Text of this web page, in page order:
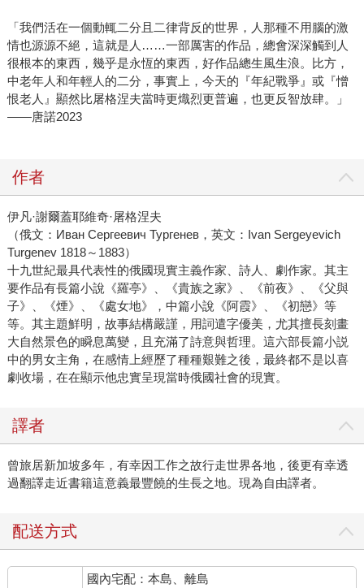
「我們活在一個動輒二分且二律背反的世界，人那種不用腦的激
情也源源不絕，這就是人……一部厲害的作品，總會深深觸到人
很根本的東西，幾乎是永恆的東西，好作品總生風生浪。比方，
中老年人和年輕人的二分，事實上，今天的『年紀戰爭』或『憎
恨老人』顯然比屠格涅夫當時更熾烈更普遍，也更反智放肆。」
——唐諾2023
作者
伊凡·謝爾蓋耶維奇·屠格涅夫
（俄文：Иван Сергеевич Тургенев，英文：Ivan Sergeyevich
Turgenev 1818～1883）
十九世紀最具代表性的俄國現實主義作家、詩人、劇作家。其主
要作品有長篇小說《羅亭》、《貴族之家》、《前夜》、《父與
子》、《煙》、《處女地》，中篇小說《阿霞》、《初戀》等
等。其主題鮮明，故事結構嚴謹，用詞遣字優美，尤其擅長刻畫
大自然景色的瞬息萬變，且充滿了詩意與哲理。這六部長篇小説
中的男女主角，在感情上經歷了種種艱難之後，最終都不是以喜
劇收場，在在顯示他忠實呈現當時俄國社會的現實。
譯者
曾旅居新加坡多年，有幸因工作之故行走世界各地，後更有幸透
過翻譯走近書籍這意義最豐饒的生長之地。現為自由譯者。
配送方式
國內宅配：本島、離島